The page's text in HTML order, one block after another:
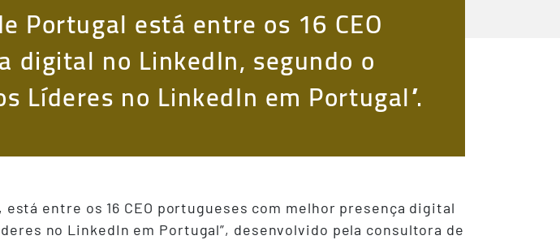
Portugal está entre os 16 CEO
digital no LinkedIn, segundo o
Líderes no LinkedIn em Portugal”.
entre os 16 CEO portugueses com melhor presença digital
no LinkedIn em Portugal”, desenvolvido pela consultora de